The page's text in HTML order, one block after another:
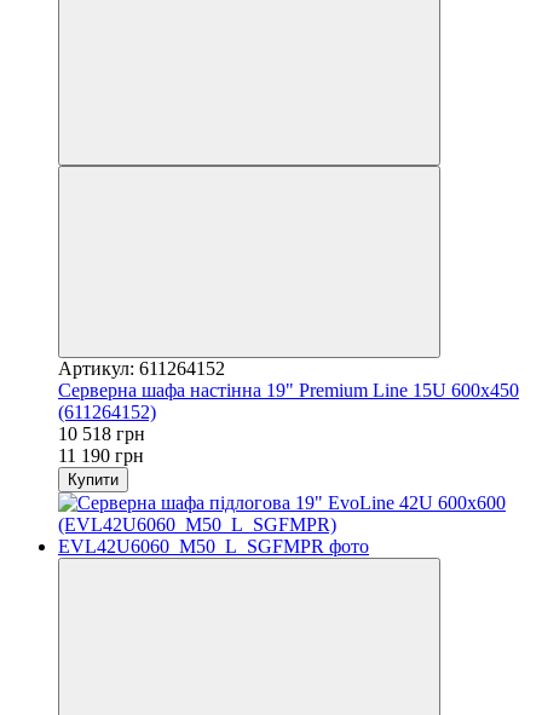
Артикул: 611264152
Серверна шафа настінна 19" Premium Line 15U 600x450
(611264152)
10 518 грн
11 190 грн
Купити